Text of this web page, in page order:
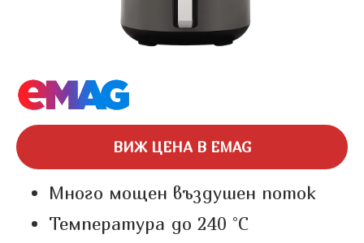
ВИЖ ЦЕНА В EMAG
Много мощен въздушен поток
Температура до 240 °C